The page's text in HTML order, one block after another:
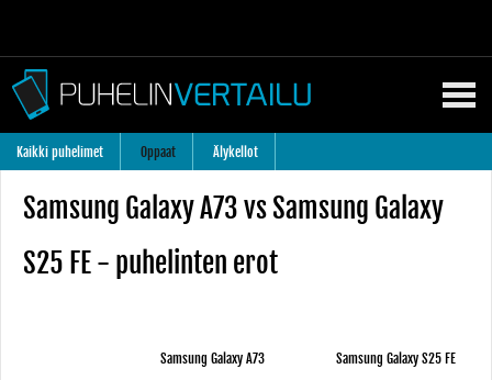
Kaikki puhelimet Oppaat Älykellot
Samsung Galaxy A73 vs Samsung Galaxy
S25 FE - puhelinten erot
Samsung Galaxy A73 Samsung Galaxy S25 FE